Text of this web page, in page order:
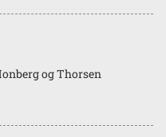
og Thorsen